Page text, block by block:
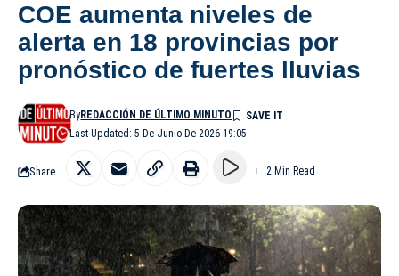
COE aumenta niveles de
alerta en 18 provincias por
pronóstico de fuertes lluvias
Last Updated: 5 De Junio De 2026 19:05
ByREDACCIÓN DE ÚLTIMO MINUTO
Share 2 Min Read